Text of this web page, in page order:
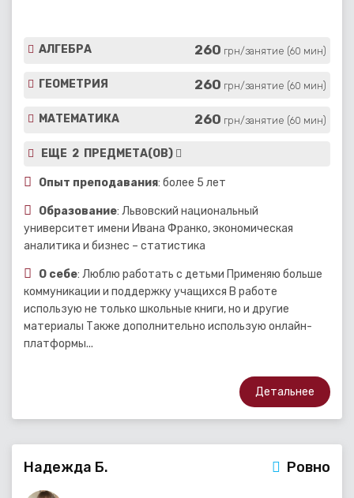
АЛГЕБРА 260 грн/занятие (60 мин)
ГЕОМЕТРИЯ 260 грн/занятие (60 мин)
МАТЕМАТИКА 260 грн/занятие (60 мин)
ЕЩЕ 2 ПРЕДМЕТА(ОВ)
Опыт преподавания: более 5 лет
Образование: Львовский национальный
университет имени Ивана Франко, экономическая
аналитика и бизнес – статистика
О себе: Люблю работать с детьми Применяю больше
коммуникации и поддержку учащихся В работе
использую не только школьные книги, но и другие
материалы Также дополнительно использую онлайн-
платформы...
Детальнее
Надежда Б. Ровно